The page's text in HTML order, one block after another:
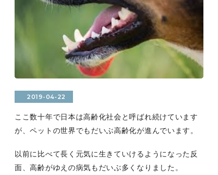
2019-04-22
ここ数十年で日本は高齢化社会と呼ばれ続けています
が、ペットの世界でもだいぶ高齢化が進んでいます。
以前に比べて長く元気に生きていけるようになった反
面、高齢がゆえの病気もだいぶ多くなりました。